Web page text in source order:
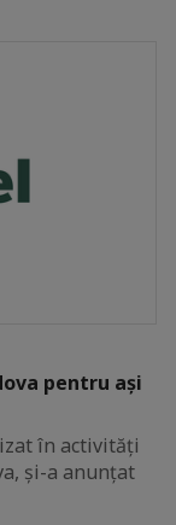
pentru ași
în activități
și-a anunțat